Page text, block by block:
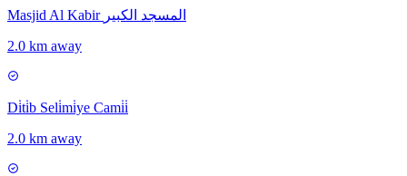
Masjid Al Kabir المسجد الكبير
2.0 km away
Di̇ti̇b Seli̇mi̇ye Cami̇i̇
2.0 km away